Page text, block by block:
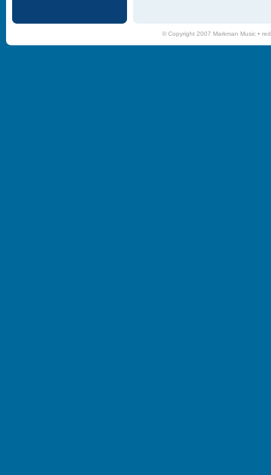
© Copyright 2007 Markman Music •